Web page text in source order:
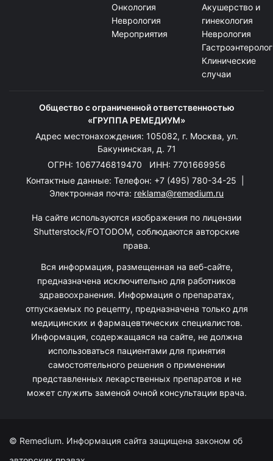
Онкология
Неврология
Мероприятия
Акушерство и
гинекология
Неврология
Клинические
случаи
Общество с ограниченной ответственностью
«ГРУППА РЕМЕДИУМ»
Адрес местонахождения: 105082, г. Москва, ул.
Бакунинская, д. 71
ОГРН: 1067746819470 ИНН: 7701669956
Контактные данные: Телефон: +7 (495) 780-34-25
Электронная почта: reklama@remedium.ru
На сайте используются изображения по лицензии
Shutterstock/FOTODOM, соблюдаются авторские
права.
Вся информация, размещенная на веб-сайте,
предназначена исключительно для работников
здравоохранения. Информация о препаратах,
отпускаемых по рецепту, предназначена только для
медицинских и фармацевтических специалистов.
Информация, содержащаяся на сайте, не должна
использоваться пациентами для принятия
самостоятельного решения о применении
представленных лекарственных препаратов и не
может служить заменой очной консультации врача.
© Remedium. Информация сайта защищена законом об